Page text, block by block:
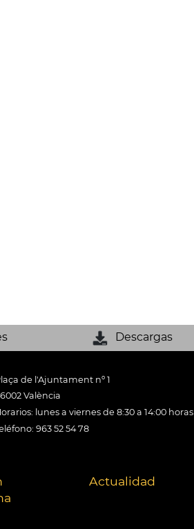
Descargas
de l'Ajuntament nº 1
València
lunes a viernes de 8:30 a 14:00 horas
963 52 54 78
Actualidad